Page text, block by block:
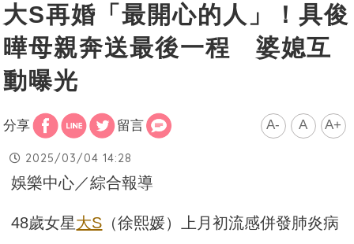
大S再婚「最開心的人」！具俊
曄母親奔送最後一程 婆媳互
動曝光
分享 留言 A- A A+
2025/03/04 14:28
娛樂中心／綜合報導
48歲女星大S （徐熙媛）上月初流感併發肺炎病